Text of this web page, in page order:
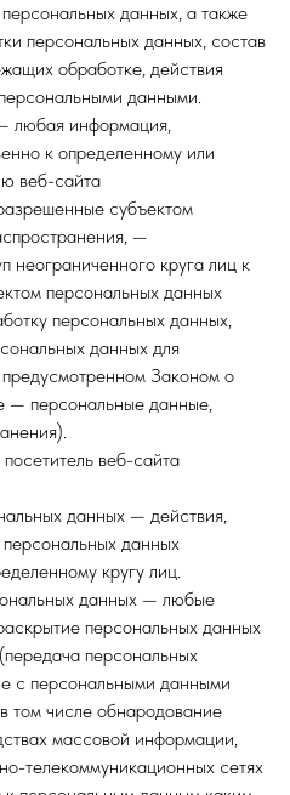
данных, а также
персональных данных, состав
обработке, действия
данными.
любая информация,
к определенному или
веб-сайта
субъектом
—
неограниченного круга лиц к
персональных данных
персональных данных,
данных для
Законом о
— персональные данные,
веб-сайта
данных — действия,
данных
кругу лиц.
данных — любые
персональных данных
персональных
с персональными данными
том числе обнародование
массовой информации,
телекоммуникационных сетях